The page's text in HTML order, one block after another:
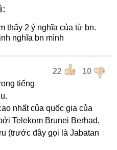
thấy 2 ý nghĩa của từ bn.
nghĩa bn mình
22 10
tiếng
nhất của quốc gia của
Telekom Brunei Berhad,
(trước đây gọi là Jabatan